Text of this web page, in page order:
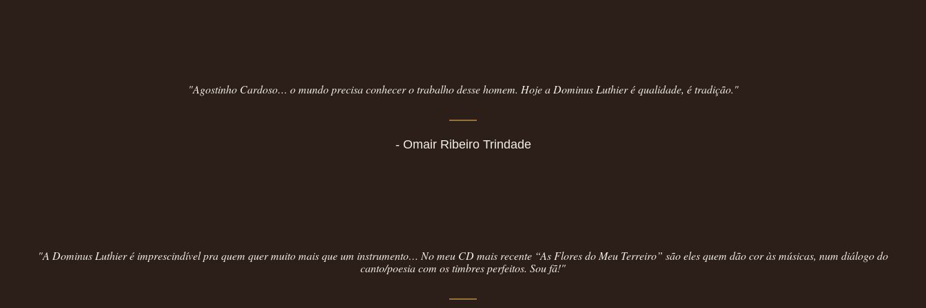
"Agostinho Cardoso… o mundo precisa conhecer o trabalho desse homem. Hoje a Dominus Luthier é qualidade, é tradição."
- Omair Ribeiro Trindade
"A Dominus Luthier é imprescindível pra quem quer muito mais que um instrumento… No meu CD mais recente “As Flores do Meu Terreiro” são eles quem dão cor às músicas, num diálogo do
canto/poesia com os timbres perfeitos. Sou fã!"